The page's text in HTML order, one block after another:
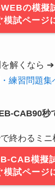
の模擬
模試ページ
解くなら
練習問題集
CAB90秒
終わるミニ
CAB模擬
模試ページ